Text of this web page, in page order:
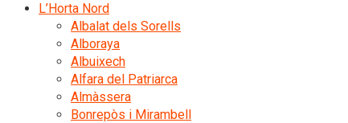
L’Horta Nord
Albalat dels Sorells
Alboraya
Albuixech
Alfara del Patriarca
Almàssera
Bonrepòs i Mirambell